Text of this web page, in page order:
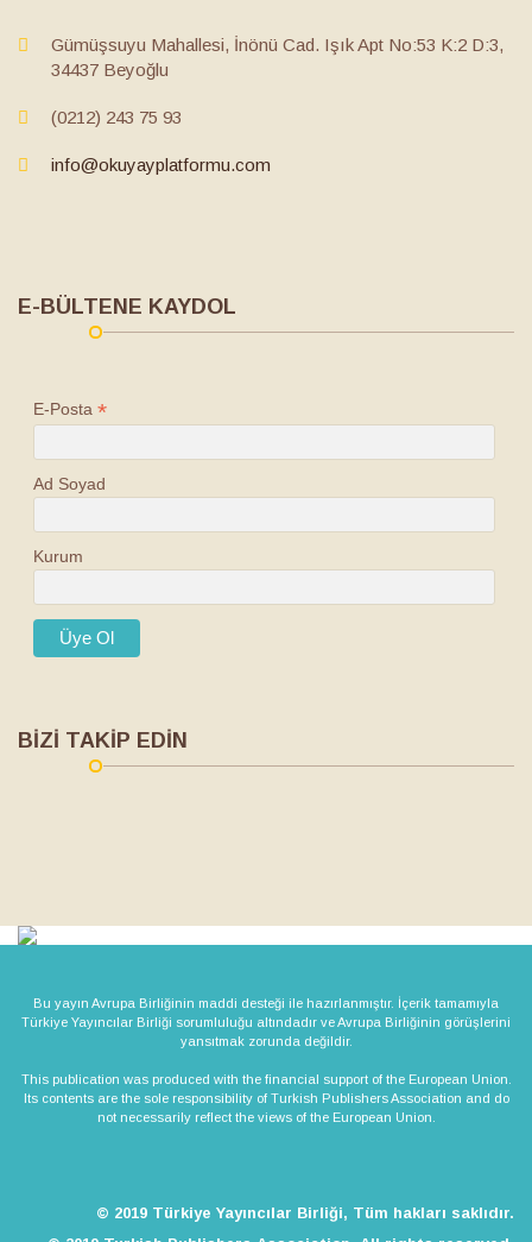
Gümüşsuyu Mahallesi, İnönü Cad. Işık Apt No:53 K:2 D:3,
34437 Beyoğlu
(0212) 243 75 93
info@okuyayplatformu.com
E-BÜLTENE KAYDOL
E-Posta *
Ad Soyad
Kurum
BİZİ TAKİP EDİN
Bu yayın Avrupa Birliğinin maddi desteği ile hazırlanmıştır. İçerik tamamıyla
Türkiye Yayıncılar Birliği sorumluluğu altındadır ve Avrupa Birliğinin görüşlerini
yansıtmak zorunda değildir.
This publication was produced with the financial support of the European Union.
Its contents are the sole responsibility of Turkish Publishers Association and do
not necessarily reflect the views of the European Union.
© 2019 Türkiye Yayıncılar Birliği, Tüm hakları saklıdır.